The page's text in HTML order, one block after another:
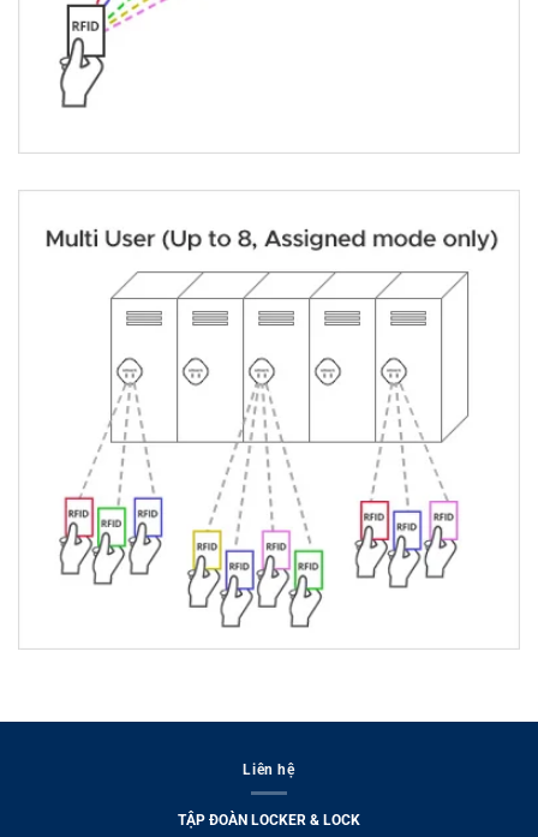
Liên hệ
TẬP ĐOÀN LOCKER & LOCK